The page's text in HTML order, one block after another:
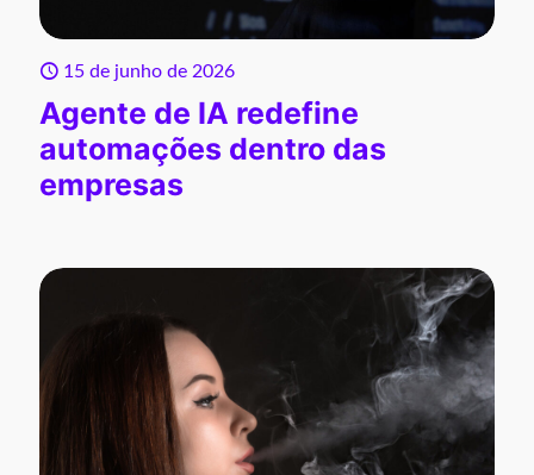
15 de junho de 2026
Agente de IA redefine
automações dentro das
empresas